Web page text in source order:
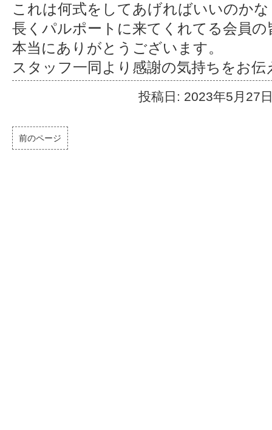
これは何式をしてあげればいいのかな
長くパルポートに来てくれてる会員の
本当にありがとうございます。
スタッフ一同より感謝の気持ちをお
投稿日: 2023年5月27
前のページ